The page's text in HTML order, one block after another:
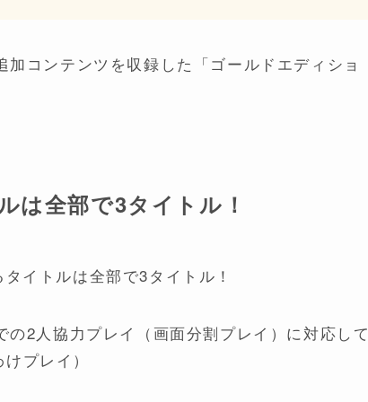
コンテンツを収録した「ゴールドエディショ
は全部で3タイトル！
2人協力プレイ（画面分割プレイ）に対応し
プレイ）